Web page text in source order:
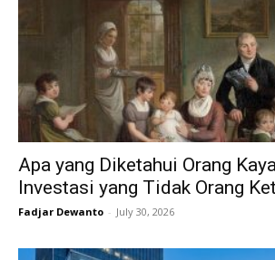
Apa yang Diketahui Orang
Investasi yang Tidak Orang
Fadjar Dewanto - July 30, 2026